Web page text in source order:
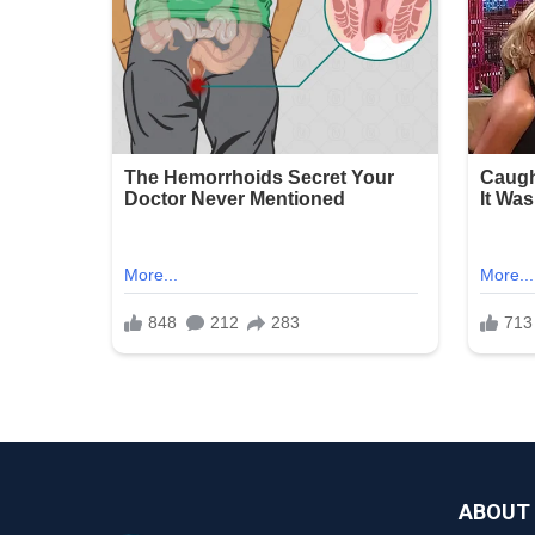
ABOUT